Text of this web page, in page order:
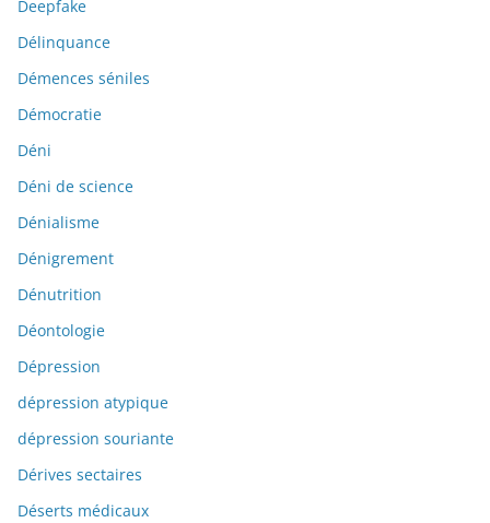
Deepfake
Délinquance
Démences séniles
Démocratie
Déni
Déni de science
Dénialisme
Dénigrement
Dénutrition
Déontologie
Dépression
dépression atypique
dépression souriante
Dérives sectaires
Déserts médicaux